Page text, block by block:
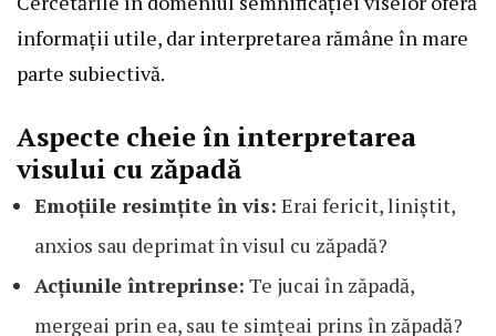
informații utile, dar interpretarea rămâne în mare
parte subiectivă.
Aspecte cheie în interpretarea
visului cu zăpadă
Emoțiile resimțite în vis: Erai fericit, liniștit,
anxios sau deprimat în visul cu zăpadă?
Acțiunile întreprinse: Te jucai în zăpadă,
mergeai prin ea, sau te simțeai prins în zăpadă?